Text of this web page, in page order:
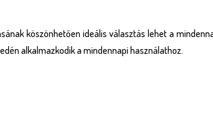
köszönhetően ideális választás lehet a
alkalmazkodik a mindennapi használathoz.